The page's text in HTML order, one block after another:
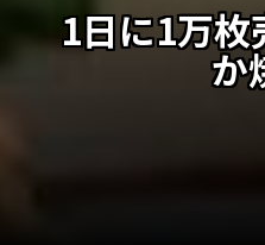
1日に1万枚
か